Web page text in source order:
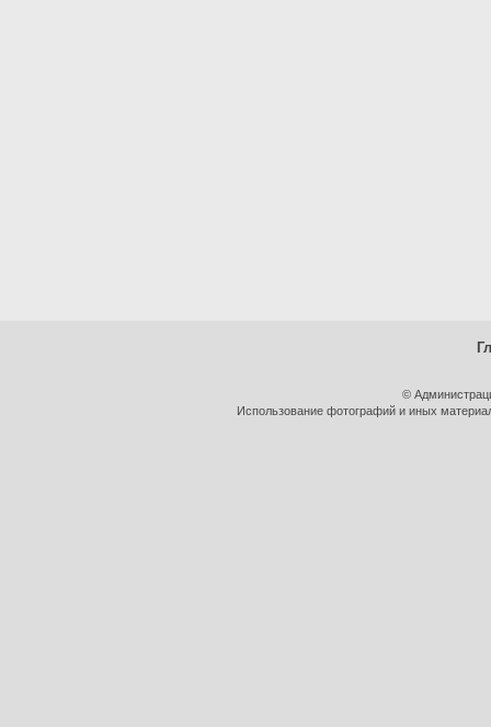
©
Использование фотографий и иных